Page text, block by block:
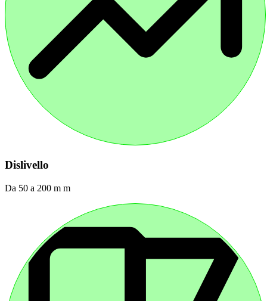
Dislivello
Da 50 a 200 m m